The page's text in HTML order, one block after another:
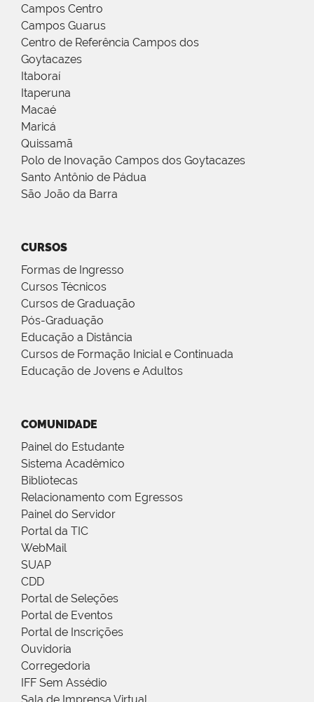
Campos Centro
Campos Guarus
Centro de Referência Campos dos
Goytacazes
Itaboraí
Itaperuna
Macaé
Maricá
Quissamã
Polo de Inovação Campos dos Goytacazes
Santo Antônio de Pádua
São João da Barra
CURSOS
Formas de Ingresso
Cursos Técnicos
Cursos de Graduação
Pós-Graduação
Educação a Distância
Cursos de Formação Inicial e Continuada
Educação de Jovens e Adultos
COMUNIDADE
Painel do Estudante
Sistema Acadêmico
Bibliotecas
Relacionamento com Egressos
Painel do Servidor
Portal da TIC
WebMail
SUAP
CDD
Portal de Seleções
Portal de Eventos
Portal de Inscrições
Ouvidoria
Corregedoria
IFF Sem Assédio